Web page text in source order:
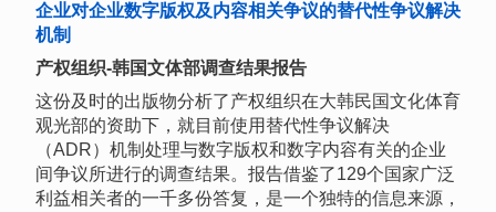
企业对企业数字版权及内容相关争议的替代性争议解决
机制
产权组织-韩国文体部调查结果报告
这份及时的出版物分析了产权组织在大韩民国文化体育
观光部的资助下，就目前使用替代性争议解决
（ADR）机制处理与数字版权和数字内容有关的企业
间争议所进行的调查结果。报告借鉴了129个国家广泛
利益相关者的一千多份答复，是一个独特的信息来源，